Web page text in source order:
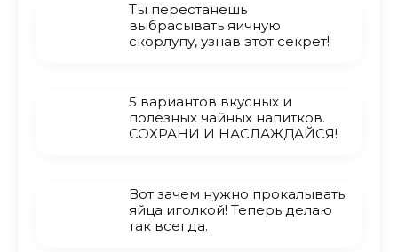
Ты перестанешь
выбрасывать яичную
скорлупу, узнав этот секрет!
5 вариантов вкусных и
полезных чайных напитков.
СОХРАНИ И НАСЛАЖДАЙСЯ!
Вот зачем нужно прокалывать
яйца иголкой! Теперь делаю
так всегда.